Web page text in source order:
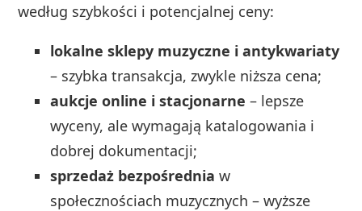
według szybkości i potencjalnej ceny:
lokalne sklepy muzyczne i antykwariaty
– szybka transakcja, zwykle niższa cena;
aukcje online i stacjonarne – lepsze
wyceny, ale wymagają katalogowania i
dobrej dokumentacji;
sprzedaż bezpośrednia w
społecznościach muzycznych – wyższe